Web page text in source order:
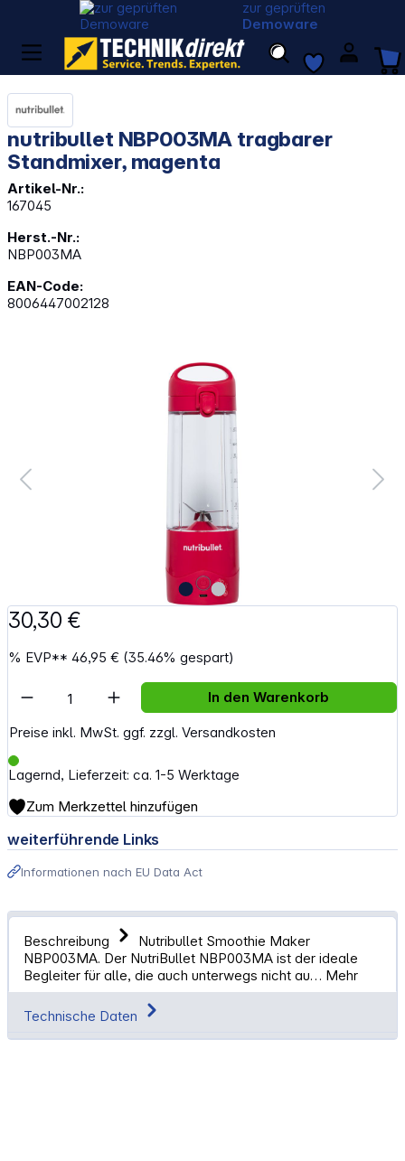
zur geprüften
Demoware
nutribullet NBP003MA tragbarer
Standmixer, magenta
Artikel-Nr.:
167045
Herst.-Nr.:
NBP003MA
EAN-Code:
8006447002128
30,30 €
% EVP**46,95 € (35.46% gespart)
Preise inkl. MwSt. ggf. zzgl. Versandkosten
Lagernd, Lieferzeit: ca. 1-5 Werktage
Artikel Anzahl: Gib den gewünschten
In den Warenkorb
Zum Merkzettel hinzufügen
weiterführende Links
Informationen nach EU Data Act
Beschreibung
Nutribullet Smoothie Maker
NBP003MA. Der NutriBullet NBP003MA ist der ideale
Begleiter für alle, die auch unterwegs nicht au… Mehr
Technische Daten